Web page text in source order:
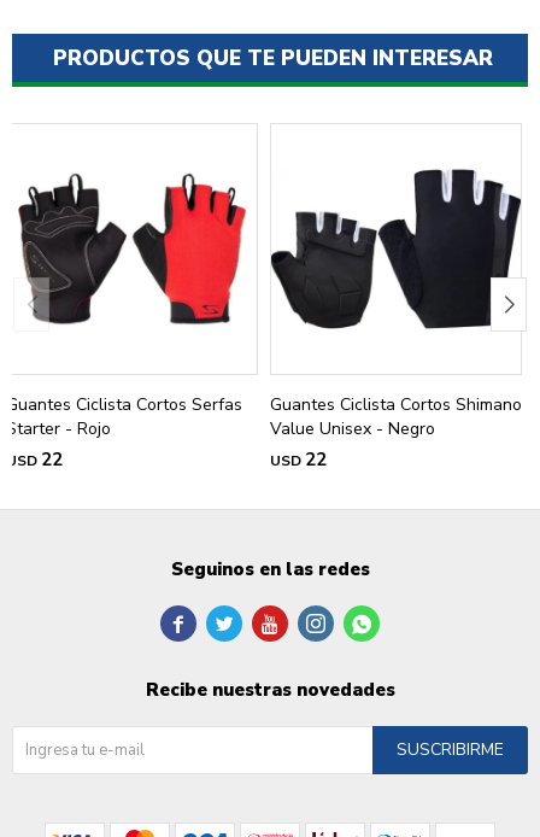
PRODUCTOS QUE TE PUEDEN INTERESAR
Guantes Ciclista Cortos Serfas
Starter - Rojo
USD 22
Guantes Ciclista Cortos Shimano
Value Unisex - Negro
USD 22
Seguinos en las redes
    
Recibe nuestras novedades
SUSCRIBIRME